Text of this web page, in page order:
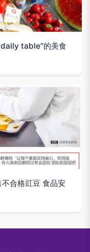
table”的美食
合格豇豆 食品安